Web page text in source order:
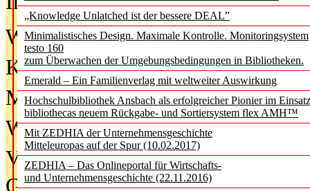
„Knowledge Unlatched ist der bessere DEAL”
Minimalistisches Design. Maximale Kontrolle. Monitoringsystem
testo 160
zum Überwachen der Umgebungsbedingungen in Bibliotheken.
Emerald – Ein Familienverlag mit weltweiter Auswirkung
Hochschulbibliothek Ansbach als erfolgreicher Pionier im
bibliothecas neuem Rückgabe- und Sortiersystem flex AMH™
Mit ZEDHIA der Unternehmensgeschichte
Mitteleuropas auf der Spur (10.02.2017)
ZEDHIA – Das Onlineportal für Wirtschafts-
und Unternehmensgeschichte (22.11.2016)
Was Hochschul­bibliotheken von
Kinder in der digitalen Welt
Metadaten als Infrastruktur
Wenn Bots katalogisieren
Von Abschlusskleidern bis
Geisterjagd-Ausrüstung in der